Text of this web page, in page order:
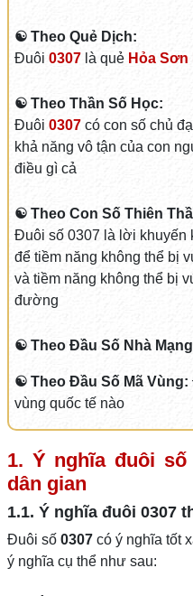
☯ Theo Quẻ Dịch:
Đuôi 0307là quẻ Hỏa Sơn
☯ Theo Thần Số Học:
Đuôi 0307có con số chủ
khả năng vô tận của con
điều gì cả
☯ Theo Con Số Thiên
Đuôi số 0307 là lời khuyến
để tiềm năng không thể bị
và tiềm năng không thể bị
đường
☯ Theo Đầu Số Nhà
☯ Theo Đầu Số Mã Vùng:
vùng quốc tế nào
1. Ý nghĩa đuôi
dân gian
1.1. Ý nghĩa đuôi 0307
Đuôi số 0307 có ý nghĩa tốt
ý nghĩa cụ thể như sau: